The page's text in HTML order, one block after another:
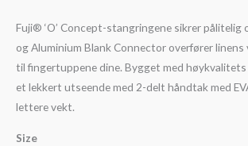
Fuji® ‘O’ Concept-stangringene sikrer pålitelig
og Aluminium Blank Connector overfører
til fingertuppene dine. Bygget med
et lekkert utseende med 2-delt håndtak med
lettere vekt.
Size